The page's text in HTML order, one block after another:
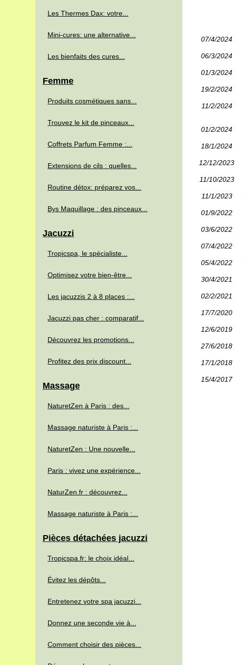
07/4/2024
06/3/2024
01/3/2024
19/2/2024
11/2/2024
01/2/2024
18/1/2024
12/12/2023
11/10/2023
11/1/2023
01/9/2022
03/6/2022
07/4/2022
05/4/2022
30/4/2021
02/2/2021
17/7/2020
12/6/2019
27/6/2018
17/1/2018
15/4/2017
Les Thermes Dax: votre...
Mini-cures: une alternative...
Les bienfaits des cures...
Femme
Produits cosmétiques sans...
Trouvez le kit de pinceaux...
Coffrets Parfum Femme :...
Extensions de cils : quelles...
Routine détox: préparez vos...
Bys Maquillage : des pinceaux...
Jacuzzi
Tropicspa, le spécialiste...
Optimisez votre bien-être...
Les jacuzzis 2 à 8 places :...
Jacuzzi pas cher : comparatif...
Découvrez les promotions...
Profitez des prix discount...
Massage
NaturetZen à Paris : des...
Massage naturiste à Paris :...
NaturetZen : Une nouvelle...
Paris : vivez une expérience...
NaturZen.fr : découvrez...
Massage naturiste à Paris :...
Pièces détachées jacuzzi
Tropicspa.fr: le choix idéal...
Évitez les dépôts...
Entretenez votre spa jacuzzi...
Donnez une seconde vie à...
Comment choisir des pièces...